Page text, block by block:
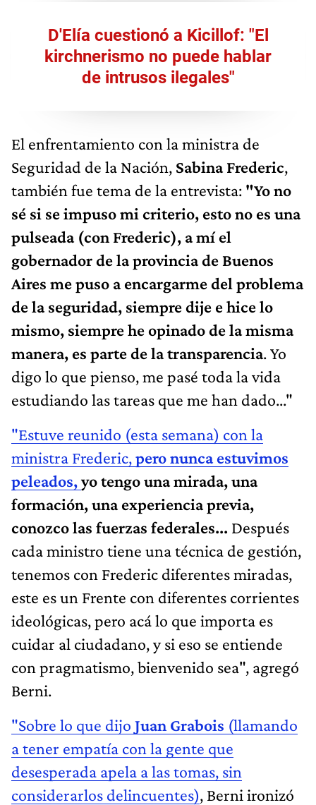
D'Elía cuestionó a Kicillof: "El
kirchnerismo no puede hablar
de intrusos ilegales"
El enfrentamiento con la ministra de
Seguridad de la Nación, Sabina Frederic,
también fue tema de la entrevista: "Yo no
sé si se impuso mi criterio, esto no es una
pulseada (con Frederic), a mí el
gobernador de la provincia de Buenos
Aires me puso a encargarme del problema
de la seguridad, siempre dije e hice lo
mismo, siempre he opinado de la misma
manera, es parte de la transparencia. Yo
digo lo que pienso, me pasé toda la vida
estudiando las tareas que me han dado..."
"Estuve reunido (esta semana) con la
ministra Frederic,pero nunca estuvimos
peleados,yo tengo una mirada, una
formación, una experiencia previa,
conozco las fuerzas federales... Después
cada ministro tiene una técnica de gestión,
tenemos con Frederic diferentes miradas,
este es un Frente con diferentes corrientes
ideológicas, pero acá lo que importa es
cuidar al ciudadano, y si eso se entiende
con pragmatismo, bienvenido sea", agregó
Berni.
"Sobre lo que dijo Juan Grabois (llamando
a tener empatía con la gente que
desesperada apela a las tomas, sin
considerarlos delincuentes), Berni ironizó